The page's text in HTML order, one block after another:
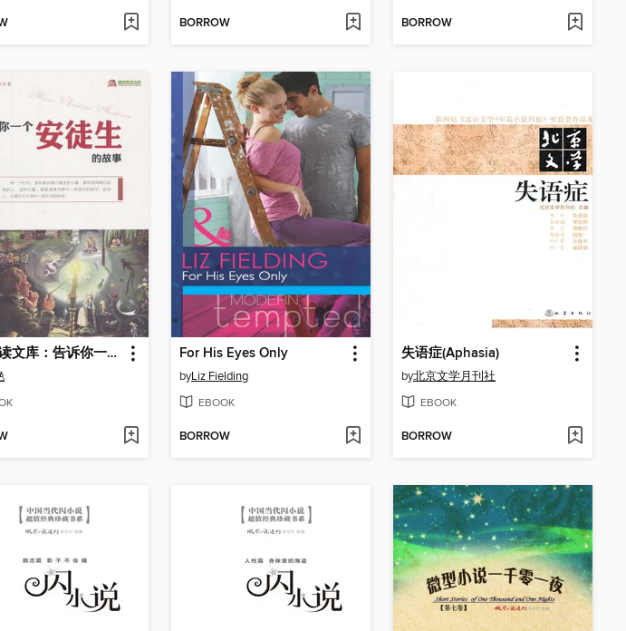
BORROW BORROW
巅峰阅读文库：告诉你一个安徒生的故事 For His Eyes Only
byLiz Fielding
EBOOK
BORROW
失语症(Aphasia)
by北京文学月刊社
EBOOK
BORROW